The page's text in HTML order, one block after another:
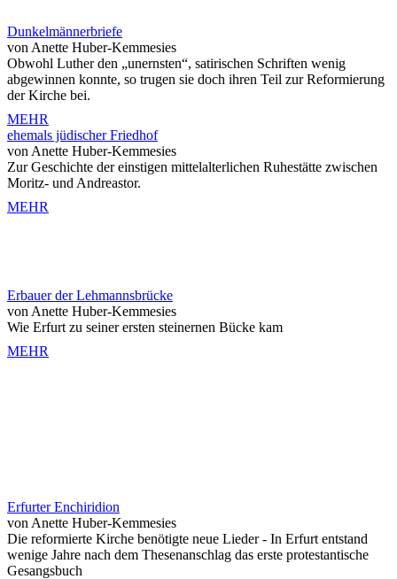
Dunkelmännerbriefe
von Anette Huber-Kemmesies
Obwohl Luther den „unernsten“, satirischen Schriften wenig
abgewinnen konnte, so trugen sie doch ihren Teil zur Reformierung
der Kirche bei.
MEHR
ehemals jüdischer Friedhof
von Anette Huber-Kemmesies
Zur Geschichte der einstigen mittelalterlichen Ruhestätte zwischen
Moritz- und Andreastor.
MEHR
Erbauer der Lehmannsbrücke
von Anette Huber-Kemmesies
Wie Erfurt zu seiner ersten steinernen Bücke kam
MEHR
Erfurter Enchiridion
von Anette Huber-Kemmesies
Die reformierte Kirche benötigte neue Lieder - In Erfurt entstand
wenige Jahre nach dem Thesenanschlag das erste protestantische
Gesangsbuch